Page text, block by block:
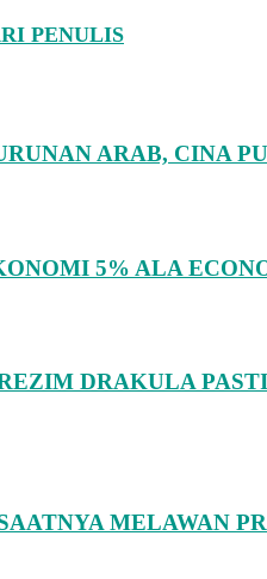
PENULIS
ARAB, CINA
5% ALA
DRAKULA
MELAWAN